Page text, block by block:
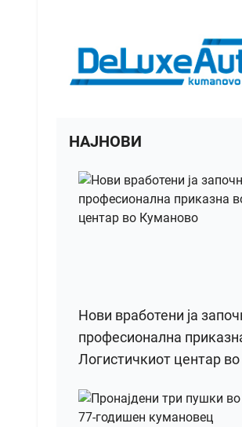
НАЈНОВИ
Нови вработени ја
професионална
Логистичкиот центар